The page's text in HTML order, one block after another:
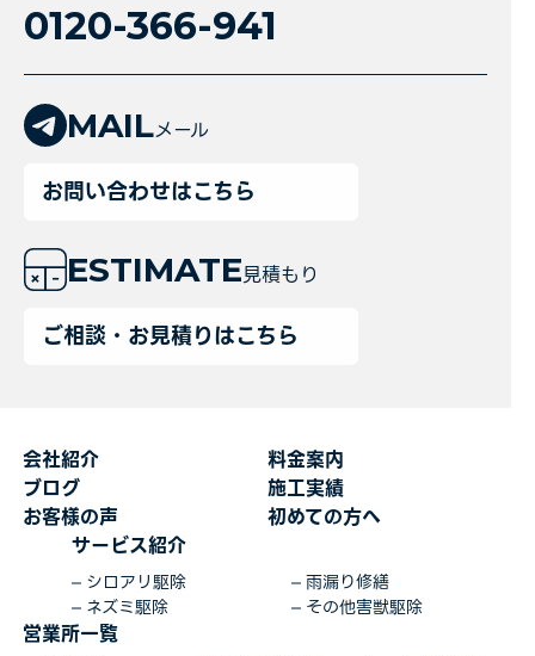
0120-366-941
MAILメール
お問い合わせはこちら
ESTIMATE見積もり
ご相談・お見積りはこちら
会社紹介
料金案内
ブログ
施工実績
お客様の声
初めての方へ
サービス紹介
シロアリ駆除
雨漏り修繕
ネズミ駆除
その他害獣駆除
営業所一覧